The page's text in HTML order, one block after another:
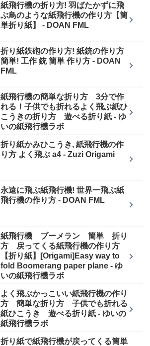
紙飛行機の折り方! 羽ばたかずに飛
ぶ鳥のような紙飛行機の作り方【簡
単折り紙】 - DOAN FML
折り紙鉄砲の作り方! 紙銃の作り方
簡単! 工作 銃 簡単 作り方 - DOAN
FML
紙飛行機の簡単な折り方 3分で作
れる！子供でも折れるよく飛ぶ紙ひ
こうきの折り方 遊べる折り紙 - ゆ
いの紙飛行機ラボ
折り紙かみひこうき, 紙飛行機の作
り方 よく飛ぶ a4 - Zuzi Origami
永遠に飛ぶ紙飛行機! 世界一飛ぶ紙
飛行機の作り方 - DOAN FML
紙飛行機 ブーメラン 簡単 折り
方 戻ってくる紙飛行機の作り方
【折り紙】[Origami]Easy way to
fold Boomerang paper plane - ゆ
いの紙飛行機ラボ
よく飛ぶかっこいい紙飛行機の作り
方 簡単な折り方 子供でも折れる
紙ひこうき 遊べる折り紙 - ゆいの
紙飛行機ラボ
折り紙で紙飛行機が戻ってくる簡単